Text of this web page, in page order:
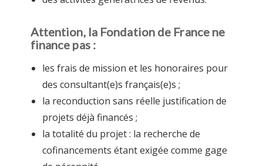
Attention, la Fondation de France ne
finance pas :
les frais de mission et les honoraires pour
des consultant(e)s français(e)s ;
la reconduction sans réelle justification de
projets déjà financés ;
la totalité du projet : la recherche de
cofinancements étant exigée comme gage